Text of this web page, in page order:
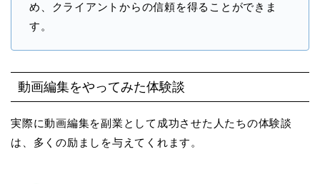
め、クライアントからの信頼を得ることができま
す。
動画編集をやってみた体験談
実際に動画編集を副業として成功させた人たちの体験談
は、多くの励ましを与えてくれます。